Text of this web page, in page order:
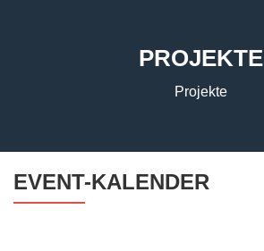
PROJEKTE
Projekte
EVENT-KALENDER